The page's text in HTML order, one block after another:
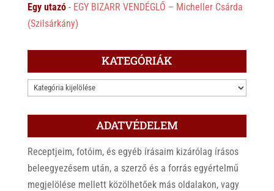
Egy utazó- EGY BIZARR VENDÉGLŐ – Micheller Csárda
(Szilsárkány)
KATEGÓRIÁK
KATEGÓRIÁK
ADATVÉDELEM
Receptjeim, fotóim, és egyéb írásaim kizárólag írásos
beleegyezésem után, a szerző és a forrás egyértelmű
megjelölése mellett közölhetőek más oldalakon, vagy